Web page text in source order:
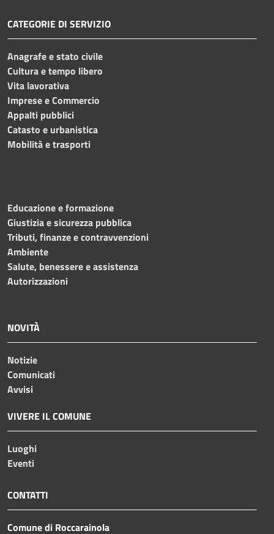
CATEGORIE DI SERVIZIO
Anagrafe e stato civile
Cultura e tempo libero
Vita lavorativa
Imprese e Commercio
Appalti pubblici
Catasto e urbanistica
Mobilità e trasporti
Educazione e formazione
Giustizia e sicurezza pubblica
Tributi, finanze e contravvenzioni
Ambiente
Salute, benessere e assistenza
Autorizzazioni
NOVITÀ
Notizie
Comunicati
Avvisi
VIVERE IL COMUNE
Luoghi
Eventi
CONTATTI
Comune di Roccarainola